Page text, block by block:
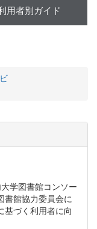
用者別ガイド
学図書館コンソー
書館協力委員会に
基づく利用者に向